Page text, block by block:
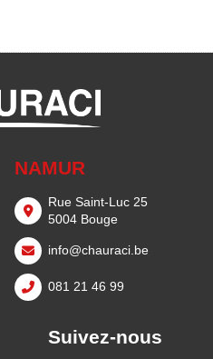
NAMUR
Rue Saint-Luc 25
5004 Bouge
info@chauraci.be
081 21 46 99
Suivez-nous